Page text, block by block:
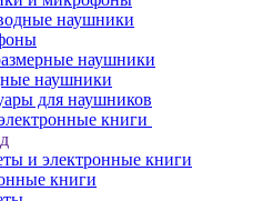
наушники
наушники
наушники
для наушников
книги
и электронные книги
книги